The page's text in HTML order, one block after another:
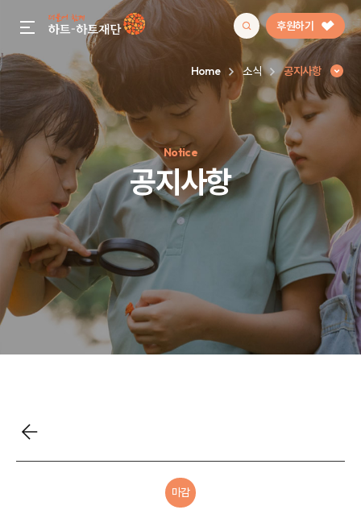
gnb menu open 후원하기
인기 키워드
#정기후원#하트플레이스#캠페인#팬덤후원
Home 소식 공지사항
Notice
공지사항
마감